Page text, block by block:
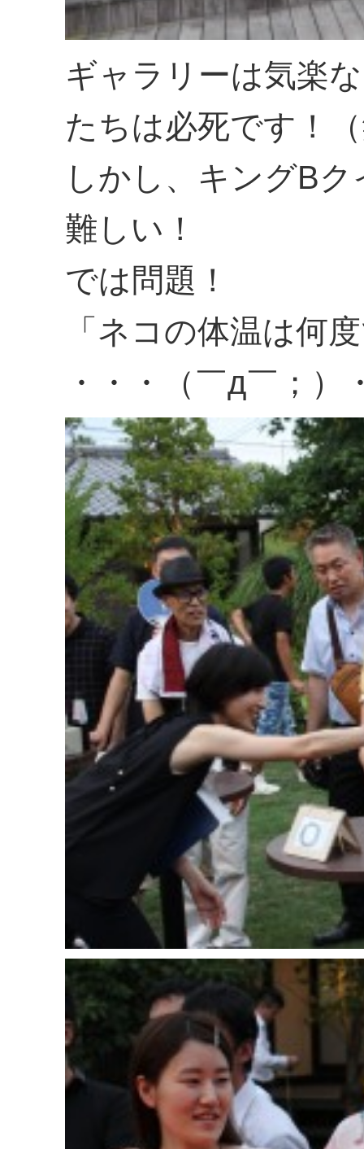
ギャラリーは気楽
たちは必死です！
しかし、キングB
難しい！
では問題！
「ネコの体温は何
・・・（￣д￣；）